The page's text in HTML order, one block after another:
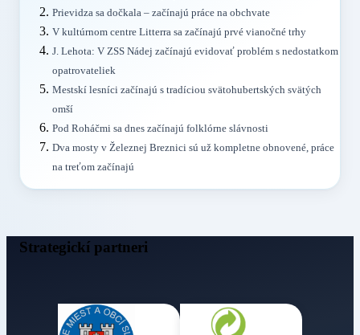
Prievidza sa dočkala – začínajú práce na obchvate
V kultúrnom centre Litterra sa začínajú prvé vianočné trhy
J. Lehota: V ZSS Nádej začínajú evidovať problém s nedostatkom
opatrovateliek
Mestskí lesníci začínajú s tradíciou svätohubertských svätých
omší
Pod Roháčmi sa dnes začínajú folklórne slávnosti
Dva mosty v Železnej Breznici sú už kompletne obnovené, práce
na treťom začínajú
Strategickí partneri